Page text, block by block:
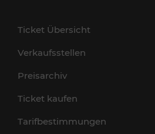
Ticket Übersicht
Verkaufsstellen
Preisarchiv
Ticket kaufen
Tarifbestimmungen